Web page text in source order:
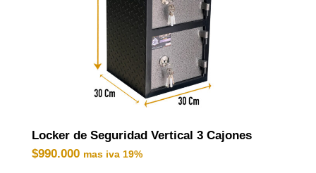
Locker de Seguridad Vertical 3 Cajones
$990.000 mas iva 19%